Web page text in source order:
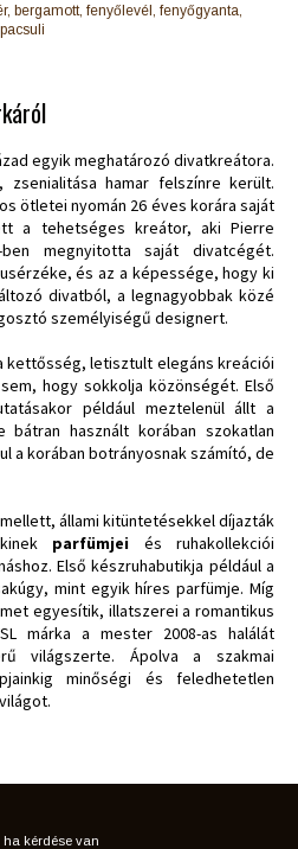
bergamott, fenyőlevél, fenyőgyanta,
egyik meghatározó divatkreátora.
zsenialitása hamar felszínre került.
ötletei nyomán 26 éves korára saját
a tehetséges kreátor, aki Pierre
megnyitotta saját divatcégét.
és az a képessége, hogy ki
divatból, a legnagyobbak közé
személyiségű designert.
kettősség, letisztult elegáns kreációi
hogy sokkolja közönségét. Első
például meztelenül állt a
használt korában szokatlan
a korában botrányosnak számító, de
állami kitüntetésekkel díjazták
parfümjei és ruhakollekciói
Első készruhabutikja például a
mint egyik híres parfümje. Míg
egyesítik, illatszerei a romantikus
márka a mester 2008-as halálát
világszerte. Ápolva a szakmai
minőségi és feledhetetlen
ha kérdése van